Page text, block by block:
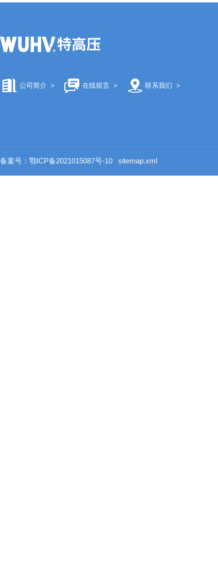
公司简介 > 在线留言> 联系我们 >
备案号：鄂ICP备2021015087号-10 sitemap.xml